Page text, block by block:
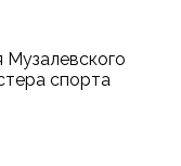
Музалевского
спорта